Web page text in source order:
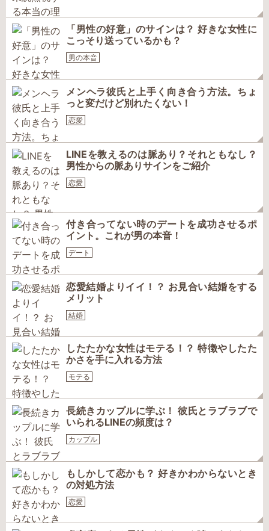
「男性の好意」のサインは？ 好きな女性に
こっそり送っているかも？
男の本音
メンヘラ彼氏と上手く向き合う方法。ちょ
っと変だけど別れたくない！
恋愛
LINEを教えるのは脈あり？それともなし？
男性からの脈ありサインをご紹介
恋愛
付き合ってない時のデートを成功させるポ
イント。これが男の本音！
デート
恋愛結婚よりイイ！？ お見合い結婚をする
メリット
結婚
したたかな女性はモテる！？ 特徴やしたた
かさを手に入れる方法
モテる
長続きカップルに学ぶ！ 彼氏とラブラブで
いられるLINEの頻度は？
カップル
もしかして恋かも？ 好きかわからないとき
の対処方法
恋愛